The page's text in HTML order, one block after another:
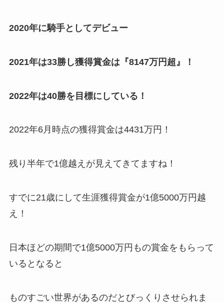
2020年に騎手としてデビュー
2021年は33勝し獲得賞金は『8147万円超』！
2022年は40勝を目標にしている！
2022年6月時点の獲得賞金は4431万円！
残り半年で1億越えが見えてきてますね！
すでに21歳にして生涯獲得賞金が1億5000万円越
え！
日本ほどの期間で1億5000万円もの賞金をもらって
いるとなると
ものすごい世界があるのだとびっくりさせられま